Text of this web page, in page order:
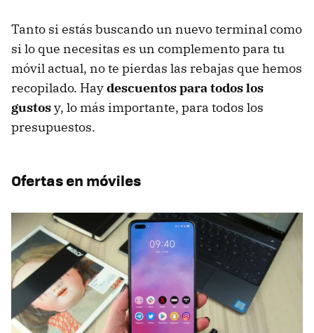
Tanto si estás buscando un nuevo terminal como
si lo que necesitas es un complemento para tu
móvil actual, no te pierdas las rebajas que hemos
recopilado. Haydescuentos para todos los
gustosy, lo más importante, para todos los
presupuestos.
Ofertas en móviles